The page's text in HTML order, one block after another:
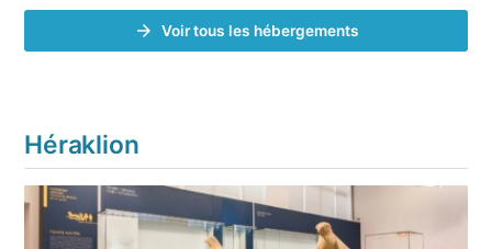
Voir tous les hébergements
Héraklion